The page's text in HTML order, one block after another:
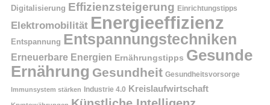
Digitalisierung Effizienzsteigerung Einrichtungstipps
Elektromobilität Energieeffizienz
Entspannung Entspannungstechniken
Erneuerbare Energien Ernährungstipps Gesunde
Ernährung Gesundheit Gesundheitsvorsorge
Immunsystem stärken Industrie 4.0 Kreislaufwirtschaft